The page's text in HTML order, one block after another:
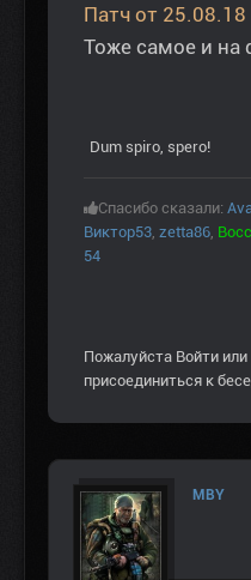
Патч от 25.08.18
Тоже самое и на
Dum spiro, spero!
Спасибо сказали:
Виктор53 zetta86
54
Пожалуйста Войти или
присоединиться к
MBY